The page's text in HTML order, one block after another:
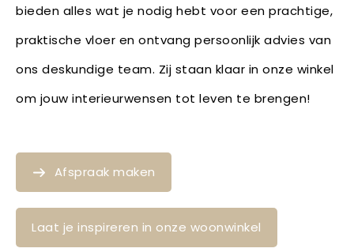
bieden alles wat je nodig hebt voor een prachtige,
praktische vloer en ontvang persoonlijk advies van
ons deskundige team. Zij staan klaar in onze winkel
om jouw interieurwensen tot leven te brengen!
Afspraak maken
Laat je inspireren in onze woonwinkel